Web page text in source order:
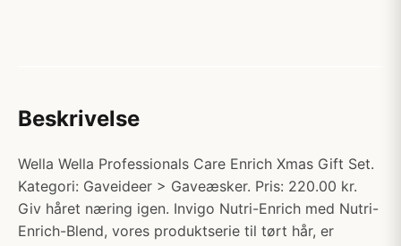
Beskrivelse
Wella Wella Professionals Care Enrich Xmas Gift Set.
Kategori: Gaveideer > Gaveæsker. Pris: 220.00 kr.
Giv håret næring igen. Invigo Nutri-Enrich med Nutri-
Enrich-Blend, vores produktserie til tørt hår, er